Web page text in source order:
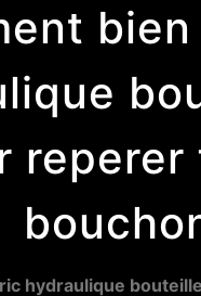
hydraulique